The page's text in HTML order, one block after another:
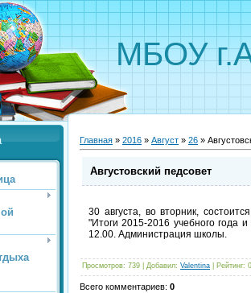
МБОУ
Главная » 2016 » Август » 26 »
Августовский педсовет
30 августа, во вторник,
"Итоги 2015-2016 учебного года
12.00. Администрация школы.
Просмотров: 739 Добавил: Valentina Рейтинг:
Всего комментариев: 0